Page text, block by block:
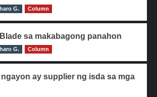
G. Column
sa makabagong panahon
G. Column
ay supplier ng isda sa mga